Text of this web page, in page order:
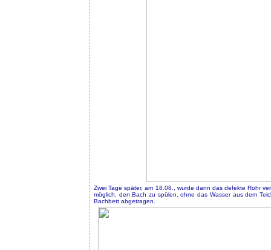
Zwei Tage später, am 18.08., wurde dann das defekte Rohr
möglich, den Bach zu spülen, ohne das Wasser aus dem
Bachbett abgetragen.